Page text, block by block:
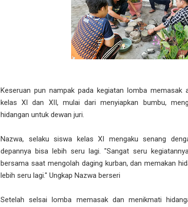
Keseruan pun nampak pada kegiatan lomba memasak
kelas XI dan XII, mulai dari menyiapkan bumbu,
hidangan untuk dewan juri.
Nazwa, selaku siswa kelas XI mengaku senang
depannya bisa lebih seru lagi. "Sangat seru
bersama saat mengolah daging kurban, dan memakan
lebih seru lagi." Ungkap Nazwa berseri
Setelah selsai lomba memasak dan menikmati